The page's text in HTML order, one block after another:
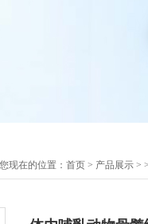
您现在的位置： 首页 > 产品展示 >